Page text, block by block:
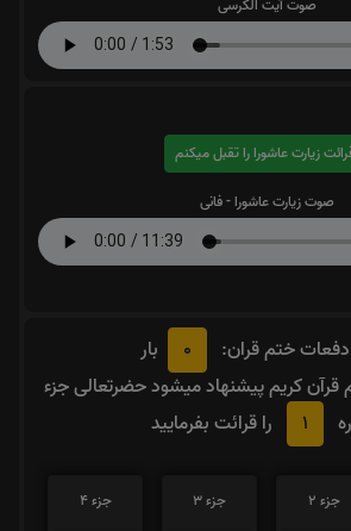
صوت آیت الکرسی
عاشورا را تقبل میکنم
صوت زیارت عاشورا - فانی
دفعات ختم قران: 0
بار
کریم پیشنهاد میشود حضرتعالی جزء
1 را قرائت بفرمایید
جزء 2
جزء 3
جزء 4